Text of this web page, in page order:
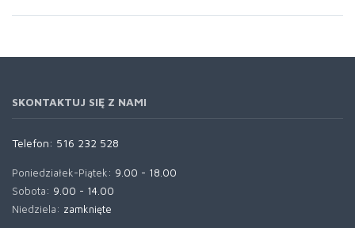
SKONTAKTUJ SIĘ Z NAMI
Telefon: 516 232 528
Poniedziałek-Piątek: 9.00 - 18.00
Sobota: 9.00 - 14.00
Niedziela: zamknięte